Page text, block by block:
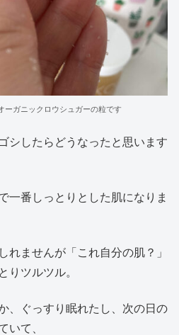
ーガニックロウシュガーの粒です
シしたらどうなったと思います
一番しっとりとした肌になりま
れませんが「これ自分の肌？」
りツルツル。
、ぐっすり眠れたし、次の日の
いて、